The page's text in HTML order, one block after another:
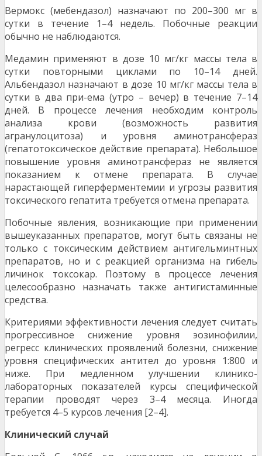
Вермокс (мебендазол) назначают по 200–300 мг в
сутки в течение 1–4 недель. Побочные реакции
обычно не наблюдаются.
Медамин применяют в дозе 10 мг/кг массы тела в
сутки повторными циклами по 10–14 дней.
Альбендазол назначают в дозе 10 мг/кг массы тела в
сутки в два при-ема (утро – вечер) в течение 7–14
дней. В процессе лечения необходим контроль
анализа крови (возможность развития
агранулоцитоза) и уровня аминотрансфераз
(гепатотоксическое действие препарата). Небольшое
повышение уровня аминотрансфераз не является
показанием к отмене препарата. В случае
нарастающей гиперферментемии и угрозы развития
токсического гепатита требуется отмена препарата.
Побочные явления, возникающие при применении
вышеуказанных препаратов, могут быть связаны не
только с токсическим действием антигельминтных
препаратов, но и с реакцией организма на гибель
личинок токсокар. Поэтому в процессе лечения
целесообразно назначать также антигистаминные
средства.
Критериями эффективности лечения следует считать
прогрессивное снижение уровня эозинофилии,
регресс клинических проявлений болезни, снижение
уровня специфических антител до уровня 1:800 и
ниже. При медленном улучшении клинико-
лабораторных показателей курсы специфической
терапии проводят через 3–4 месяца. Иногда
требуется 4–5 курсов лечения [2–4].
Клинический случай